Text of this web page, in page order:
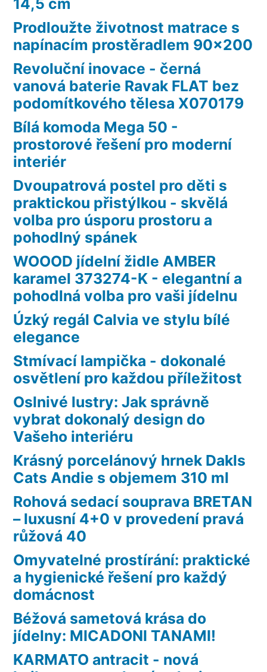
Prodloužte životnost matrace s
napínacím prostěradlem 90×200
Revoluční inovace - černá
vanová baterie Ravak FLAT bez
podomítkového tělesa X070179
Bílá komoda Mega 50 -
prostorové řešení pro moderní
interiér
Dvoupatrová postel pro děti s
praktickou přistýlkou - skvělá
volba pro úsporu prostoru a
pohodlný spánek
WOOOD jídelní židle AMBER
karamel 373274-K - elegantní a
pohodlná volba pro vaši jídelnu
Úzký regál Calvia ve stylu bílé
elegance
Stmívací lampička - dokonalé
osvětlení pro každou příležitost
Oslnivé lustry: Jak správně
vybrat dokonalý design do
Vašeho interiéru
Krásný porcelánový hrnek Dakls
Cats Andie s objemem 310 ml
Rohová sedací souprava BRETAN
– luxusní 4+0 v provedení pravá
růžová 40
Omyvatelné prostírání: praktické
a hygienické řešení pro každý
domácnost
Béžová sametová krása do
jídelny: MICADONI TANAMI!
KARMATO antracit - nová